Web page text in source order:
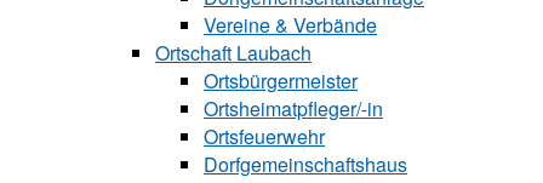
Vereine & Verbände
Ortschaft Laubach
Ortsbürgermeister
Ortsheimatpfle‍ger/-in
Ortsfeuerwehr
Dorfgemeinschaftshaus